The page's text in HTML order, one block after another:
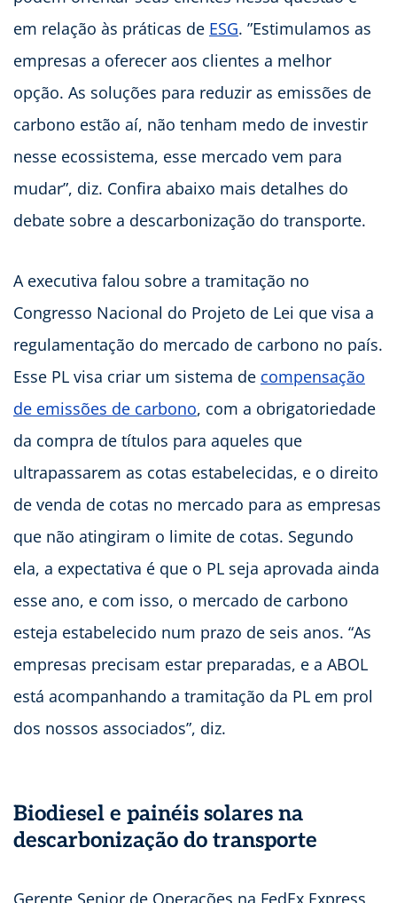
em relação às práticas de ESG. ”Estimulamos as
empresas a oferecer aos clientes a melhor
opção. As soluções para reduzir as emissões de
carbono estão aí, não tenham medo de investir
nesse ecossistema, esse mercado vem para
mudar”, diz. Confira abaixo mais detalhes do
debate sobre a descarbonização do transporte.
A executiva falou sobre a tramitação no
Congresso Nacional do Projeto de Lei que visa a
regulamentação do mercado de carbono no país.
Esse PL visa criar um sistema de compensação
de emissões de carbono, com a obrigatoriedade
da compra de títulos para aqueles que
ultrapassarem as cotas estabelecidas, e o direito
de venda de cotas no mercado para as empresas
que não atingiram o limite de cotas. Segundo
ela, a expectativa é que o PL seja aprovada ainda
esse ano, e com isso, o mercado de carbono
esteja estabelecido num prazo de seis anos. “As
empresas precisam estar preparadas, e a ABOL
está acompanhando a tramitação da PL em prol
dos nossos associados”, diz.
Biodiesel e painéis solares na
descarbonização do transporte